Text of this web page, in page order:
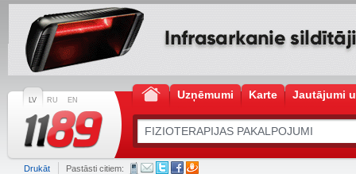
LV RU EN Uzņēmumi Karte Jautājumi
Drukāt Pastāsti citiem: